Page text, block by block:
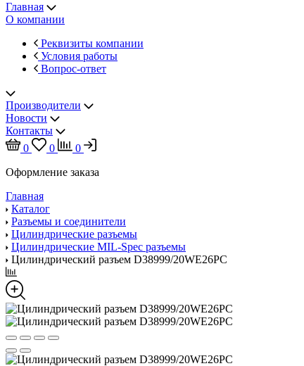
Главная
О компании
Реквизиты компании
Условия работы
Вопрос-ответ
Производители
Новости
Контакты
0
0
0
Оформление заказа
Главная
Каталог
Разъемы и соединители
Цилиндрические разъемы
Цилиндрические MIL-Spec разъемы
Цилиндрический разъем D38999/20WE26PC